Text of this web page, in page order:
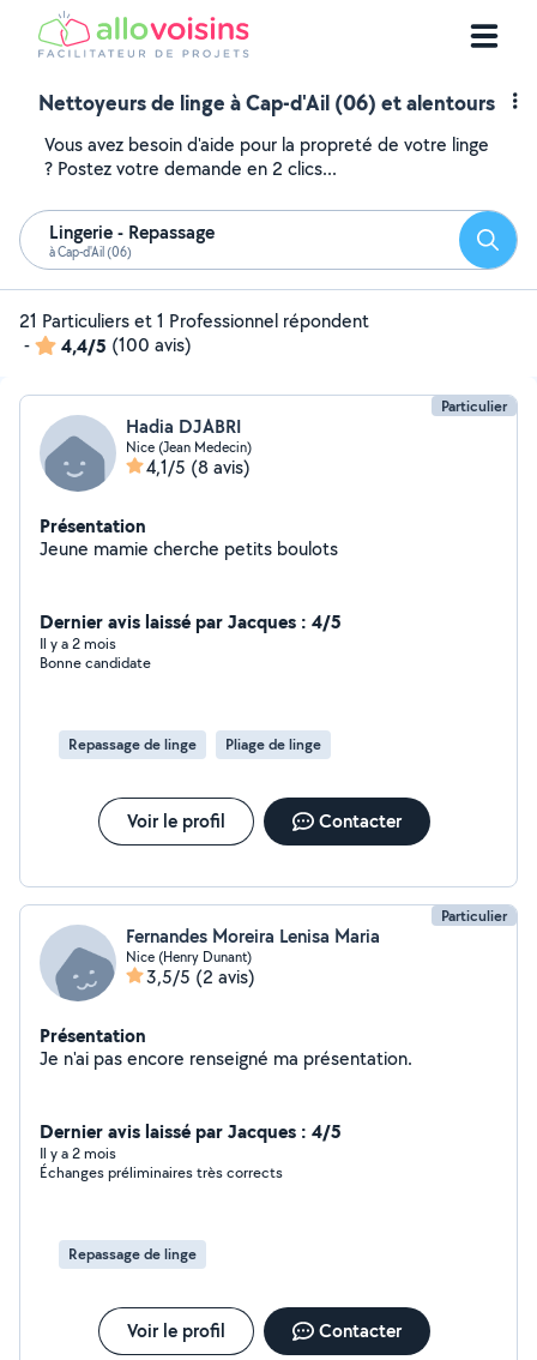
Nettoyeurs de linge à Cap-d'Ail (06) et alentours
Vous avez besoin d'aide pour la propreté de votre linge
? Postez votre demande en 2 clics...
Lingerie - Repassage
à Cap-d'Ail (06)
21 Particuliers et 1 Professionnel répondent
-
4,4/5 (100 avis)
Particulier
Hadia DJABRI
Nice (Jean Medecin)
4,1/5 (8 avis)
Présentation
Jeune mamie cherche petits boulots
Dernier avis laissé par Jacques : 4/5
Il y a 2 mois
Bonne candidate
Repassage de linge Pliage de linge
Voir le profil Contacter
Particulier
Fernandes Moreira Lenisa Maria
Nice (Henry Dunant)
3,5/5 (2 avis)
Présentation
Je n'ai pas encore renseigné ma présentation.
Dernier avis laissé par Jacques : 4/5
Il y a 2 mois
Échanges préliminaires très corrects
Repassage de linge
Voir le profil Contacter